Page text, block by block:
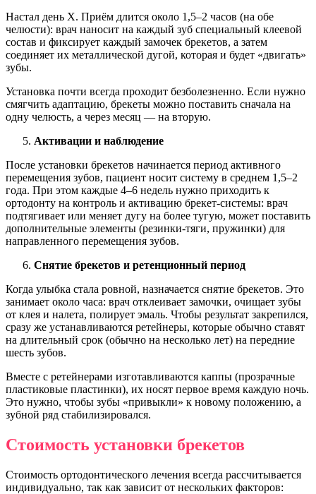
Настал день Х. Приём длится около 1,5–2 часов (на обе
челюсти): врач наносит на каждый зуб специальный клеевой
состав и фиксирует каждый замочек брекетов, а затем
соединяет их металлической дугой, которая и будет «двигать»
зубы.
Установка почти всегда проходит безболезненно. Если нужно
смягчить адаптацию, брекеты можно поставить сначала на
одну челюсть, а через месяц — на вторую.
Активации и наблюдение
После установки брекетов начинается период активного
перемещения зубов, пациент носит систему в среднем 1,5–2
года. При этом каждые 4–6 недель нужно приходить к
ортодонту на контроль и активацию брекет-системы: врач
подтягивает или меняет дугу на более тугую, может поставить
дополнительные элементы (резинки-тяги, пружинки) для
направленного перемещения зубов.
Снятие брекетов и ретенционный период
Когда улыбка стала ровной, назначается снятие брекетов. Это
занимает около часа: врач отклеивает замочки, очищает зубы
от клея и налета, полирует эмаль. Чтобы результат закрепился,
сразу же устанавливаются ретейнеры, которые обычно ставят
на длительный срок (обычно на несколько лет) на передние
шесть зубов.
Вместе с ретейнерами изготавливаются каппы (прозрачные
пластиковые пластинки), их носят первое время каждую ночь.
Это нужно, чтобы зубы «привыкли» к новому положению, а
зубной ряд стабилизировался.
Стоимость установки брекетов
Стоимость ортодонтического лечения всегда рассчитывается
индивидуально, так как зависит от нескольких факторов: